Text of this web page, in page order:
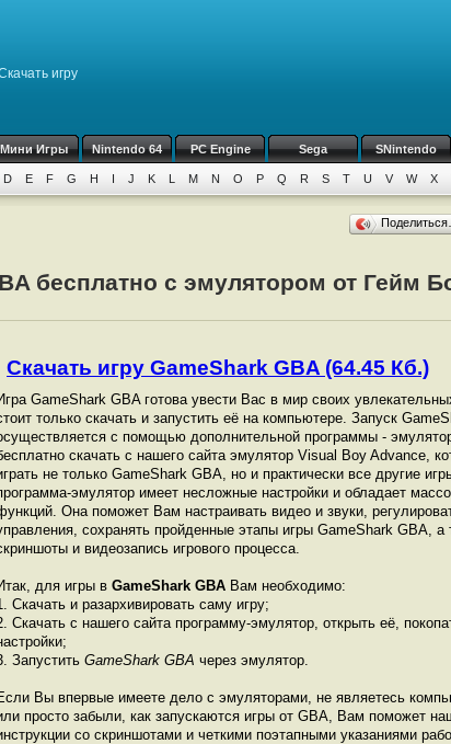
игру
Мини Игры Nintendo 64 PC Engine Sega SNintendo
D E F G H I J K L M N O P Q R S T U V W X
бесплатно с эмулятором от Гейм
Скачать игру GameShark GBA (64.45 Кб.)
GameShark GBA готова увести Вас в мир своих
только скачать и запустить её на компьютере. Запуск
с помощью дополнительной программы -
скачать с нашего сайта эмулятор Visual Boy Advance,
не только GameShark GBA, но и практически все другие
эмулятор имеет несложные настройки и обладает
Она поможет Вам настраивать видео и звуки,
сохранять пройденные этапы игры GameShark GBA, а
и видеозапись игрового процесса.
для игры в GameShark GBA Вам необходимо:
Скачать и разархивировать саму игру;
Скачать с нашего сайта программу-эмулятор, открыть её,
Запустить GameShark GBA через эмулятор.
Вы впервые имеете дело с эмуляторами, не являетесь
просто забыли, как запускаются игры от GBА, Вам поможет
со скриншотами и четкими поэтапными указаниями